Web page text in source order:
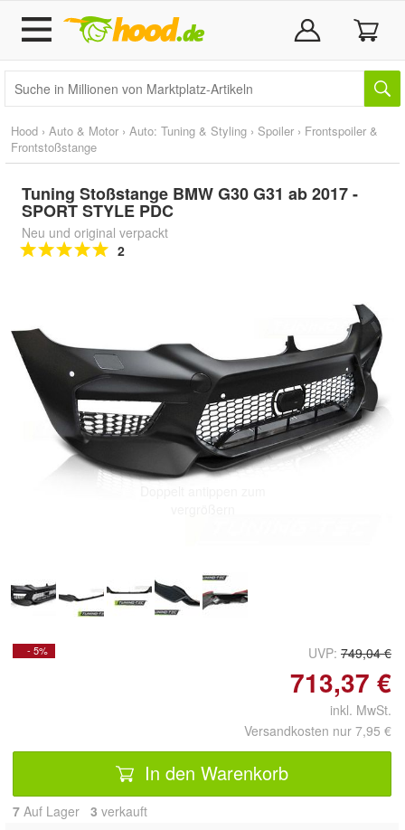
Hood › Auto & Motor › Auto: Tuning & Styling › Spoiler › Frontspoiler &
Frontstoßstange
Tuning Stoßstange BMW G30 G31 ab 2017 -
SPORT STYLE PDC
Neu und original verpackt
2
- 5% UVP: 749,04 €
713,37 €
inkl. MwSt.
Versandkosten nur 7,95 €
In den Warenkorb
7 Auf Lager 3 verkauft